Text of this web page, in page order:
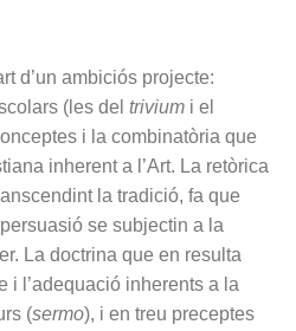
d’un ambiciós projecte:
(les del trivium i el
i la combinatòria que
inherent a l’Art. La retòrica
la tradició, fa que
se subjectin a la
La doctrina que en resulta
i l’adequació inherents a la
(sermo), i en treu preceptes